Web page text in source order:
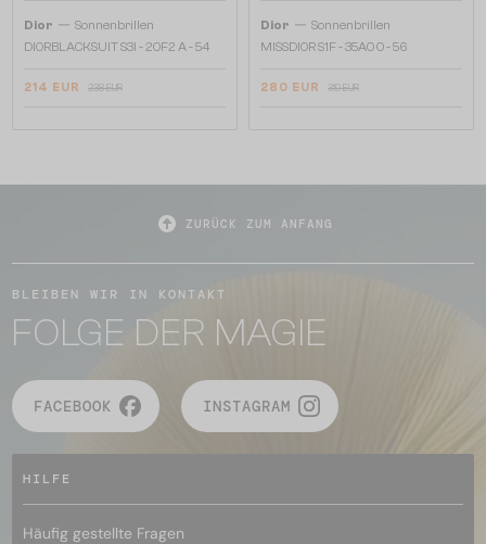
Dior — Sonnenbrillen
DIORBLACKSUIT S3I - 20F2 A - 54
214 EUR 238 EUR
Dior — Sonnenbrillen
MISSDIOR S1F - 35A0 O - 56
280 EUR 319 EUR
ZURÜCK ZUM ANFANG
BLEIBEN WIR IN KONTAKT
FOLGE DER MAGIE
FACEBOOK INSTAGRAM
HILFE
Häufig gestellte Fragen